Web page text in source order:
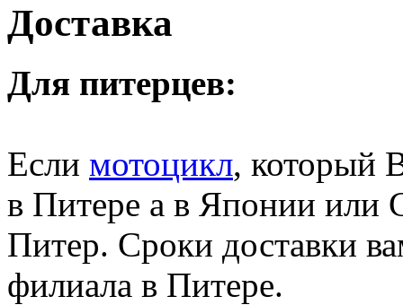
Доставка
Для питерцев:
Если мотоцикл, который
в Питере а в Японии или
Питер. Сроки доставки
филиала в Питере.